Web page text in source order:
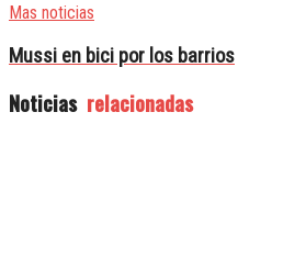
Mas noticias
Mussi en bici por los barrios
Noticias relacionadas